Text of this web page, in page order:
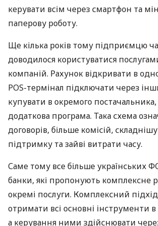
керувати всім через смартфон та
паперову роботу.
Ще кілька років тому підприємцю
доводилося користуватися
компаній. Рахунок відкривати в
POS-термінал підключати через
купувати в окремого
додаткова програма. Така схема
договорів, більше комісій,
підтримку та зайві витрати часу.
Саме тому все більше українських
банки, які пропонують комплексне
окремі послуги. Комплексний
отримати всі основні інструменти
а керування ними здійснювати